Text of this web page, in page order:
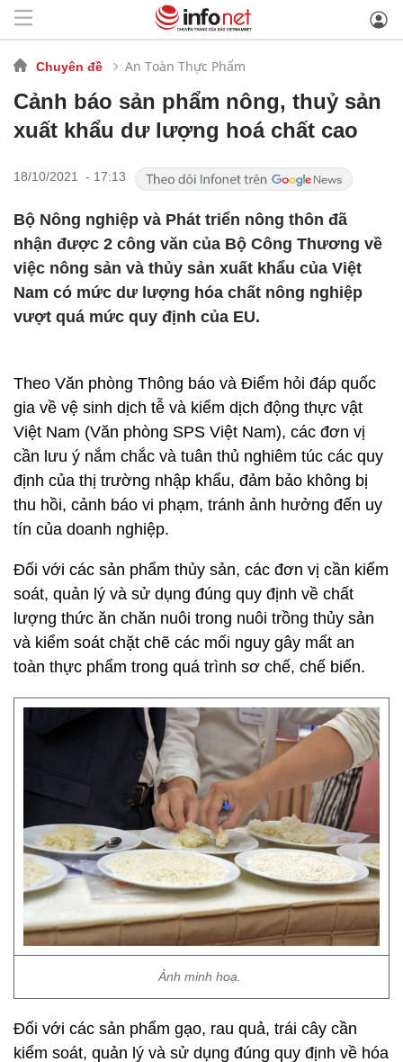
Chuyên đề An Toàn Thực Phẩm
Cảnh báo sản phẩm nông, thuỷ sản
xuất khẩu dư lượng hoá chất cao
18/10/2021 - 17:13
Bộ Nông nghiệp và Phát triển nông thôn đã
nhận được 2 công văn của Bộ Công Thương về
việc nông sản và thủy sản xuất khẩu của Việt
Nam có mức dư lượng hóa chất nông nghiệp
vượt quá mức quy định của EU.
Theo Văn phòng Thông báo và Điểm hỏi đáp quốc
gia về vệ sinh dịch tễ và kiểm dịch động thực vật
Việt Nam (Văn phòng SPS Việt Nam), các đơn vị
cần lưu ý nắm chắc và tuân thủ nghiêm túc các quy
định của thị trường nhập khẩu, đảm bảo không bị
thu hồi, cảnh báo vi phạm, tránh ảnh hưởng đến uy
tín của doanh nghiệp.
Đối với các sản phẩm thủy sản, các đơn vị cần kiểm
soát, quản lý và sử dụng đúng quy định về chất
lượng thức ăn chăn nuôi trong nuôi trồng thủy sản
và kiểm soát chặt chẽ các mối nguy gây mất an
toàn thực phẩm trong quá trình sơ chế, chế biến.
Ảnh minh hoạ.
Đối với các sản phẩm gạo, rau quả, trái cây cần
kiểm soát, quản lý và sử dụng đúng quy định về hóa